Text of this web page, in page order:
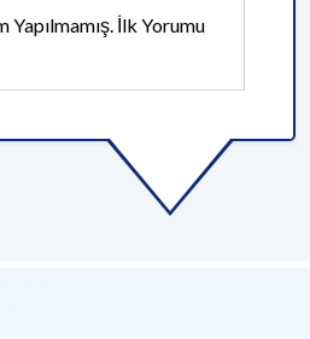
Yapılmamış. İlk Yorumu